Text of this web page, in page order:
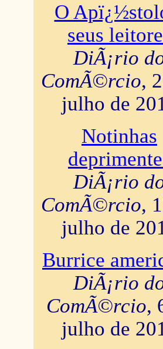
O
seus
DiÃ¡rio
ComÃ©rcio,
julho de
Notinhas
DiÃ¡rio
ComÃ©rcio,
julho de
Burrice
DiÃ¡rio
ComÃ©rcio,
julho de